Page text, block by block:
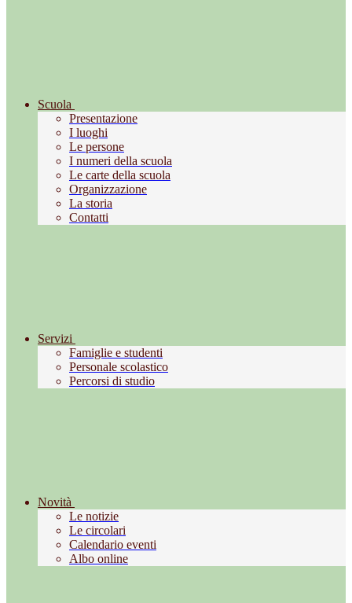
Scuola
Presentazione
I luoghi
Le persone
I numeri della scuola
Le carte della scuola
Organizzazione
La storia
Contatti
Servizi
Famiglie e studenti
Personale scolastico
Percorsi di studio
Novità
Le notizie
Le circolari
Calendario eventi
Albo online